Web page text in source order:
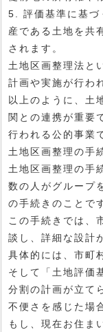
5. 評価基準に基づ
産である土地を共
されます。
土地区画整理法と
計画や実施が行わ
以上のように、土
関との連携が重要
行われる公的事業
土地区画整理の手
土地区画整理の手
数の人がグループ
の手続きのことで
この手続きでは、
談し、詳細な設計
具体的には、市町
そして「土地評価
分割の計画が立て
不便さを感じた場
もし、現在お住ま